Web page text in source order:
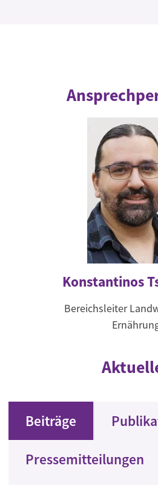
Konstantinos
Bereichsleiter
Beiträge
Pressemitteilungen